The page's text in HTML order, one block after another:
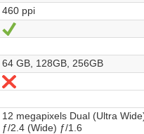
460 ppi
64 GB, 128GB, 256GB
No
12 megapixels Dual (Ultra
ƒ/2.4 (Wide) ƒ/1.6